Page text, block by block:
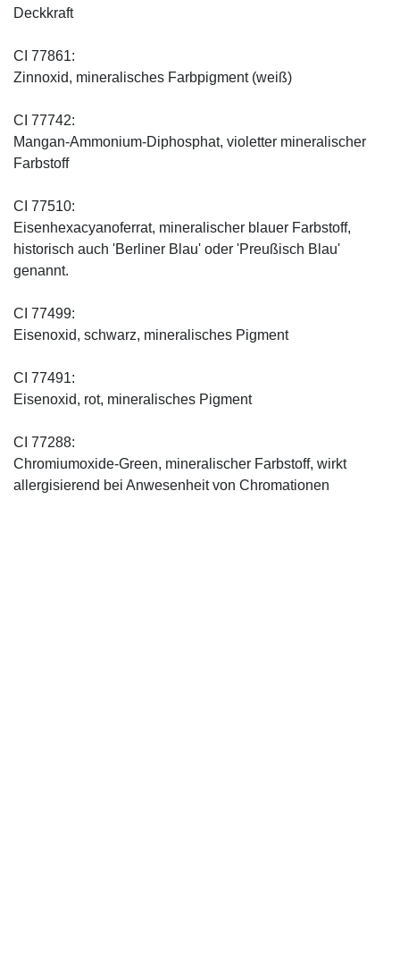
Deckkraft
CI 77861:
Zinnoxid, mineralisches Farbpigment (weiß)
CI 77742:
Mangan-Ammonium-Diphosphat, violetter mineralischer
Farbstoff
CI 77510:
Eisenhexacyanoferrat, mineralischer blauer Farbstoff,
historisch auch 'Berliner Blau' oder 'Preußisch Blau'
genannt.
CI 77499:
Eisenoxid, schwarz, mineralisches Pigment
CI 77491:
Eisenoxid, rot, mineralisches Pigment
CI 77288:
Chromiumoxide-Green, mineralischer ­Farbstoff, wirkt
allergisierend bei Anwesenheit von Chromationen